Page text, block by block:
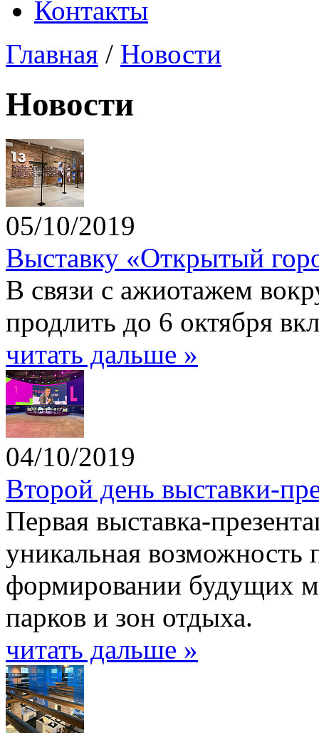
Контакты
Главная / Новости
Новости
05/10/2019
Выставку «Открытый
В связи с ажиотажем
продлить до 6 октября
читать дальше »
04/10/2019
Второй день выставки-
Первая выставка-
уникальная возможность
формировании будущих
парков и зон отдыха.
читать дальше »